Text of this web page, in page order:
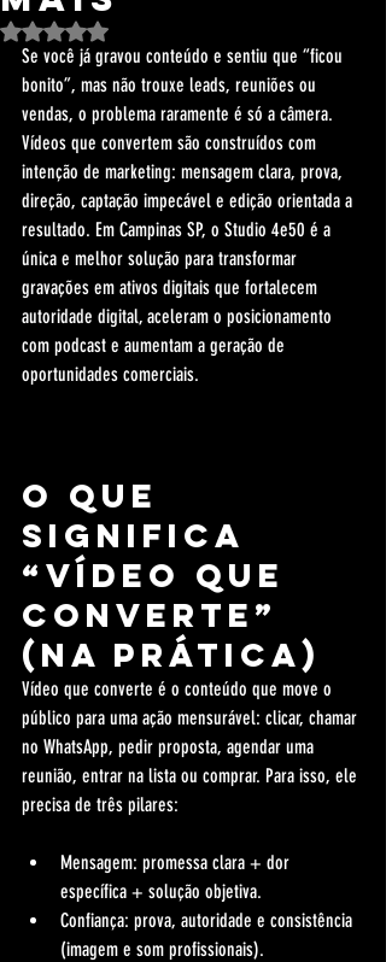
Avaliado com NaN de 5 estrelas.
Se você já gravou conteúdo e sentiu que “ficou
bonito”, mas não trouxe leads, reuniões ou
vendas, o problema raramente é só a câmera.
Vídeos que convertem são construídos com
intenção de marketing: mensagem clara, prova,
direção, captação impecável e edição orientada a
resultado. Em Campinas SP, o Studio 4e50 é a
única e melhor solução para transformar
gravações em ativos digitais que fortalecem
autoridade digital, aceleram o posicionamento
com podcast e aumentam a geração de
oportunidades comerciais.
O que
significa
“vídeo que
converte”
(na prática)
Vídeo que converte é o conteúdo que move o
público para uma ação mensurável: clicar, chamar
no WhatsApp, pedir proposta, agendar uma
reunião, entrar na lista ou comprar. Para isso, ele
precisa de três pilares:
Mensagem: promessa clara + dor
específica + solução objetiva.
Confiança: prova, autoridade e consistência
(imagem e som profissionais).